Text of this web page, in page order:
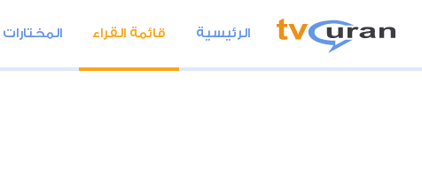
الرئيسية قائمة القراء المختارات